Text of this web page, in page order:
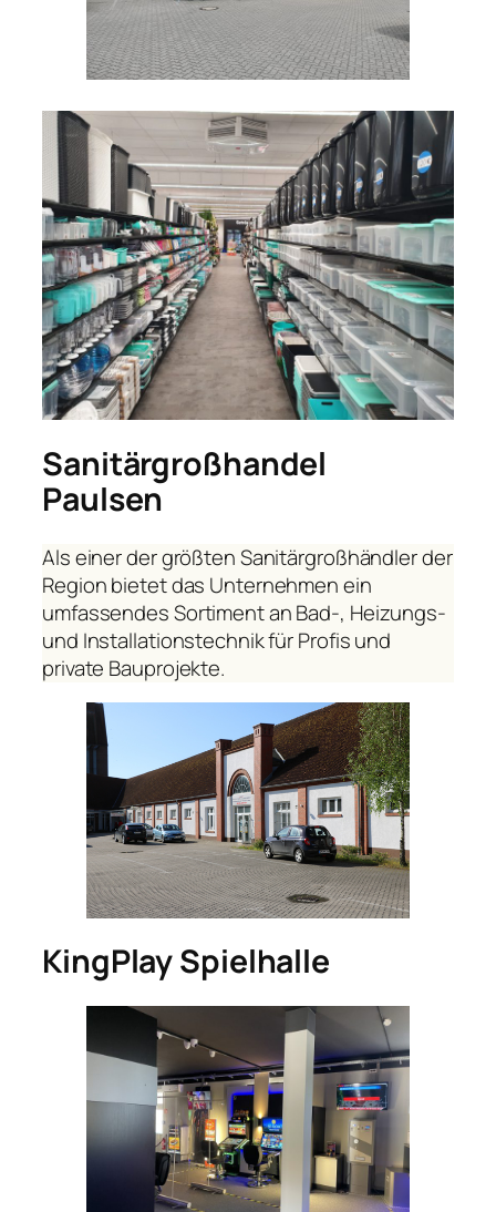
Sanitärgroßhandel
Paulsen
Als einer der größten Sanitärgroßhändler der
Region bietet das Unternehmen ein
umfassendes Sortiment an Bad-, Heizungs-
und Installationstechnik für Profis und
private Bauprojekte.
KingPlay Spielhalle